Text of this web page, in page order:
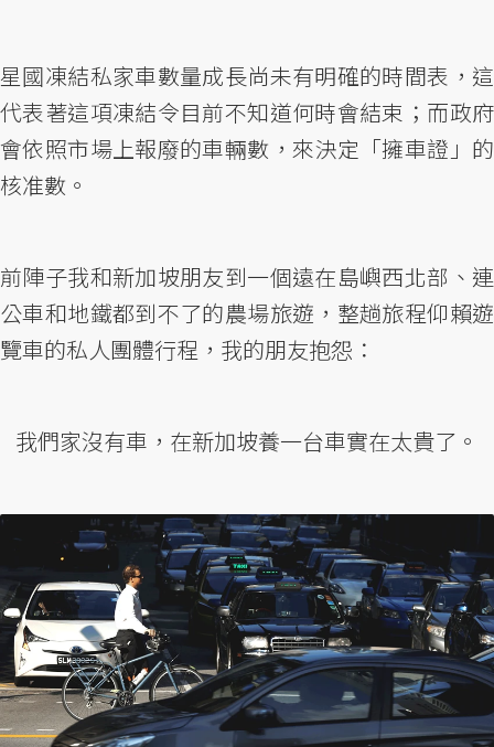
星國凍結私家車數量成長尚未有明確的時間表，這
代表著這項凍結令目前不知道何時會結束；而政府
會依照市場上報廢的車輛數，來決定「擁車證」的
核准數。
前陣子我和新加坡朋友到一個遠在島嶼西北部、連
公車和地鐵都到不了的農場旅遊，整趟旅程仰賴遊
覽車的私人團體行程，我的朋友抱怨：
我們家沒有車，在新加坡養一台車實在太貴了。